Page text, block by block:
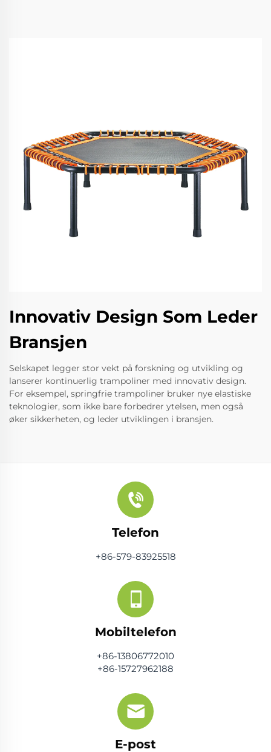
Innovativ Design Som Leder
Bransjen
Selskapet legger stor vekt på forskning og utvikling og
lanserer kontinuerlig trampoliner med innovativ design.
For eksempel, springfrie trampoliner bruker nye elastiske
teknologier, som ikke bare forbedrer ytelsen, men også
øker sikkerheten, og leder utviklingen i bransjen.
Telefon
+86-579-83925518
Mobiltelefon
+86-13806772010
+86-15727962188
E-post